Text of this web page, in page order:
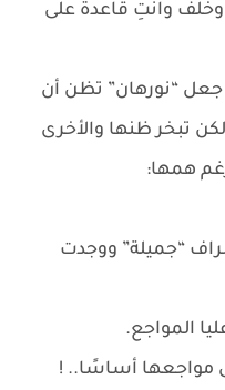
وخلف وانتِ قاعدة على
جعل “نورهان” تظن أن
تبخر ظنها والأخرى
همها:
“جميلة” ووجدت
المواجع.
مواجعها أساسًا.. !